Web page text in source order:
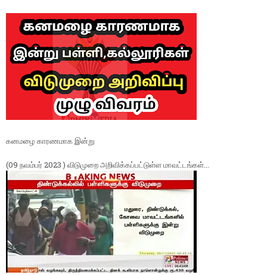
கனமழை காரணமாக இன்று
(09 நவம்பர் 2023 ) விடுமுறை அறிவிக்கப்பட்டுள்ள மாவட்டங்கள்...